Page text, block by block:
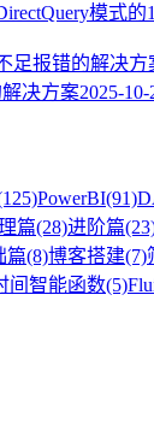
模式的
决方案2025-10-
PowerBI(91)
篇(28)进阶篇
篇(8)博客搭建(7)
间智能函数(5)